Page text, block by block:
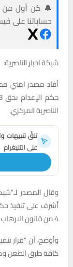
🔔 كن أول من
حساباتنا على
شبكة اخبار الناصرية:
أفاد مصدر امني
الناصرية المركزي.
تلقَّ تنبيهات
على التليغرام
وقال المصدر
4 من قانون الارهاب بتهمة الانتماء لتنظيم داعش الإرهابي”.
وأوضح، أن “قرار
كافة طرق الطعن